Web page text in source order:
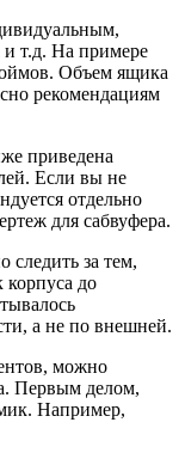
и т.д. На примере
Объем ящика
рекомендациям
приведена
Если вы не
отдельно
для сабвуфера.
следить за тем,
корпуса до
а не по внешней.
можно
Первым делом,
Например,